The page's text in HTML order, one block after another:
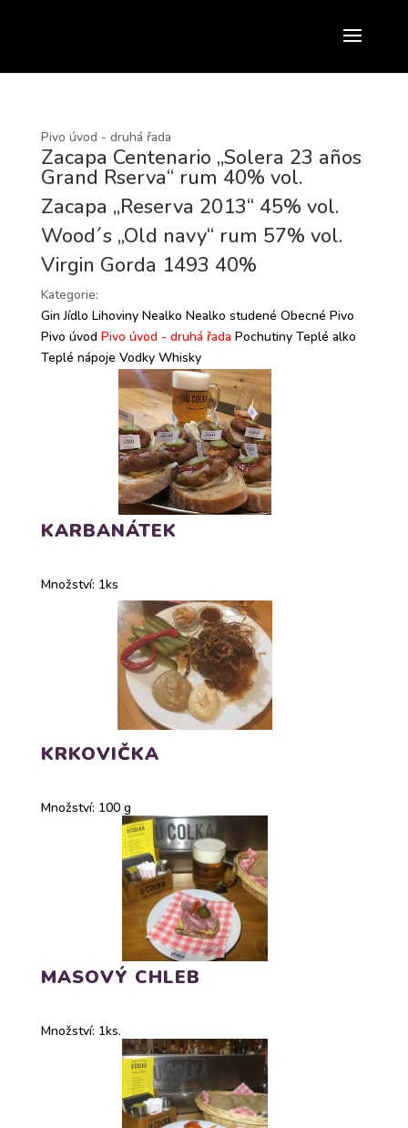
Pivo úvod - druhá řada
Zacapa Centenario „Solera 23 años
Grand Rserva“ rum 40% vol.
Zacapa „Reserva 2013“ 45% vol.
Wood´s „Old navy“ rum 57% vol.
Virgin Gorda 1493 40%
Kategorie:
Gin Jídlo LihovinyNealko Nealko studené Obecné Pivo
Pivo úvod Pivo úvod - druhá řada PochutinyTeplé alko
Teplé nápoje VodkyWhisky
KARBANÁTEK
Množství: 1ks
KRKOVIČKA
Množství: 100 g
MASOVÝ CHLEB
Množství: 1ks.